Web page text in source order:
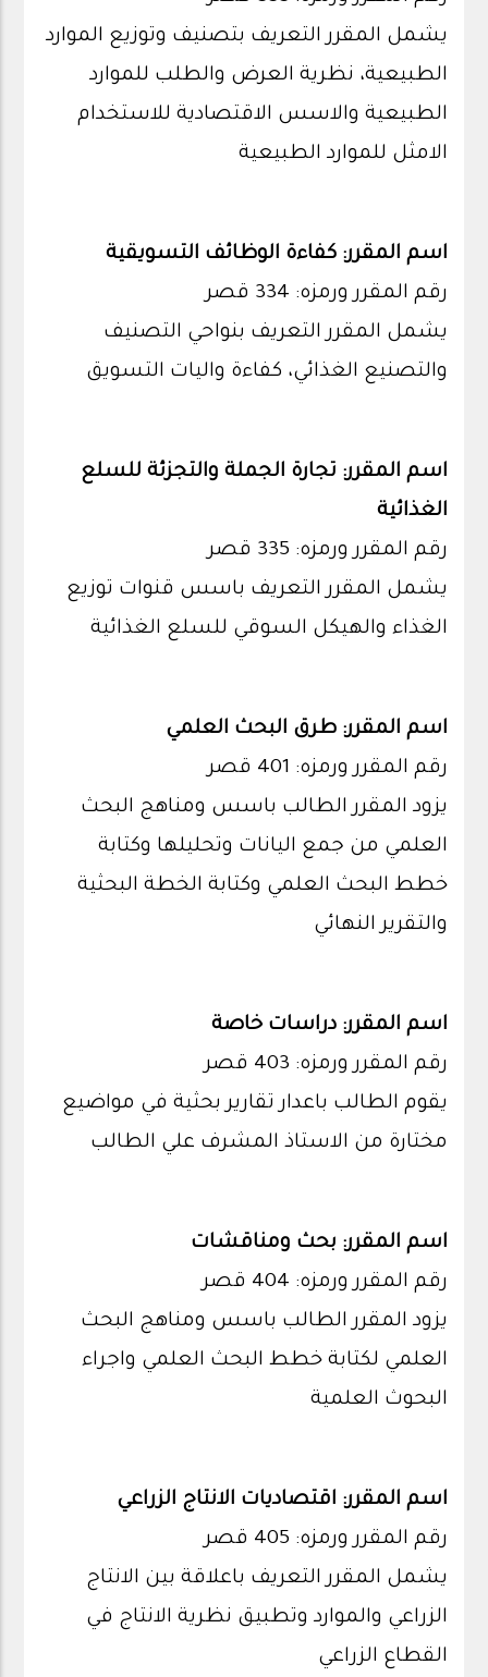
يشمل المقرر التعريف بتصنيف وتوزيع الموارد
الطبيعية، نظرية العرض والطلب للموارد
الطبيعية والاسس الاقتصادية للاستخدام
الامثل للموارد الطبيعية
اسم المقرر: كفاءة الوظائف التسويقية
رقم المقرر ورمزه: 334 قصر
يشمل المقرر التعريف بنواحي التصنيف
والتصنيع الغذائي، كفاءة واليات التسويق
اسم المقرر: تجارة الجملة والتجزئة للسلع
الغذائية
رقم المقرر ورمزه: 335 قصر
يشمل المقرر التعريف باسس قنوات توزيع
الغذاء والهيكل السوقي للسلع الغذائية
اسم المقرر: طرق البحث العلمي
رقم المقرر ورمزه: 401 قصر
يزود المقرر الطالب باسس ومناهج البحث
العلمي من جمع اليانات وتحليلها وكتابة
خطط البحث العلمي وكتابة الخطة البحثية
والتقرير النهائي
اسم المقرر: دراسات خاصة
رقم المقرر ورمزه: 403 قصر
يقوم الطالب باعدار تقارير بحثية في مواضيع
مختارة من الاستاذ المشرف علي الطالب
اسم المقرر: بحث ومناقشات
رقم المقرر ورمزه: 404 قصر
يزود المقرر الطالب باسس ومناهج البحث
العلمي لكتابة خطط البحث العلمي واجراء
البحوث العلمية
اسم المقرر: اقتصاديات الانتاج الزراعي
رقم المقرر ورمزه: 405 قصر
يشمل المقرر التعريف باعلاقة بين الانتاج
الزراعي والموارد وتطبيق نظرية الانتاج في
القطاع الزراعي